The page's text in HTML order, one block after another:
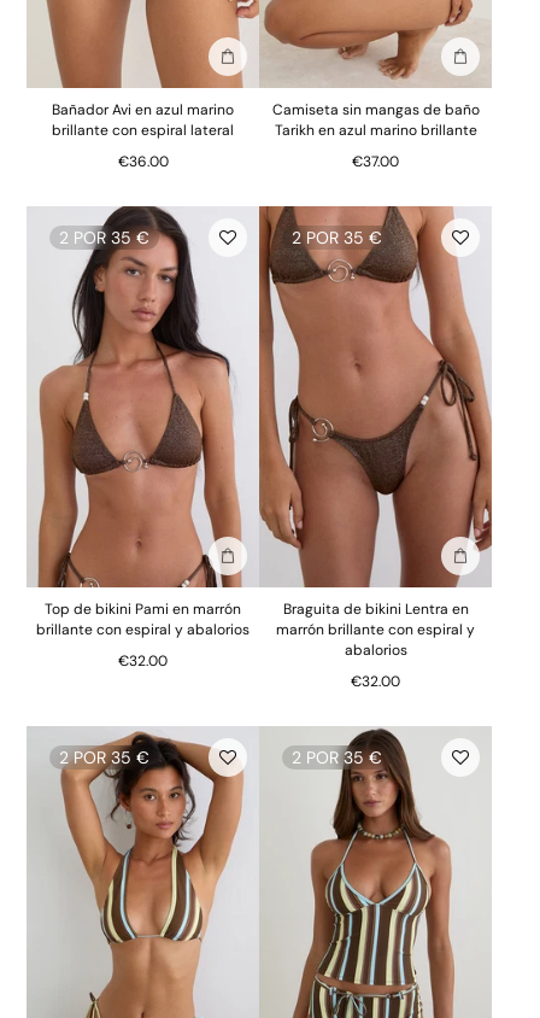
Añadir a la bolsa
Bañador Avi en azul marino
brillante con espiral lateral
€36.00
Añadir a la
Camiseta sin mangas de baño
Tarikh en azul marino brillante
€37.00
2 POR 35 €
Añadir a la bolsa
Top de bikini Pami en marrón
brillante con espiral y abalorios
€32.00
2 POR 35 €
Añadir a la
Braguita de bikini Lentra en
marrón brillante con espiral y
abalorios
€32.00
2 POR 35 € 2 POR 35 €